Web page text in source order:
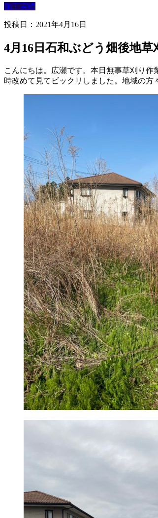
施工実績
投稿日：2021年4月16日
4月16日石和ぶどう畑後地草
こんにちは。広瀬です。本日無事草刈り
時改めて見てビックリしました。地域の